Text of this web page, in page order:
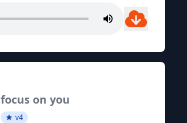
focus on you
v4